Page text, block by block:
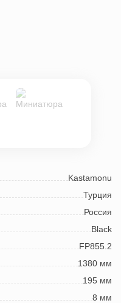
Kastamonu
Турция
Россия
Black
FP855.2
1380 мм
195 мм
8 мм